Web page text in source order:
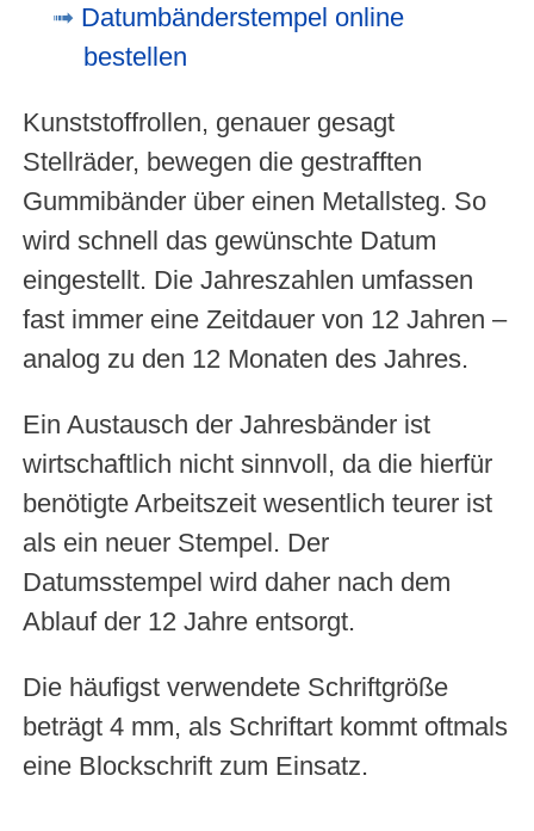
Datumbänderstempel online
bestellen
Kunststoffrollen, genauer gesagt
Stellräder, bewegen die gestrafften
Gummibänder über einen Metallsteg. So
wird schnell das gewünschte Datum
eingestellt. Die Jahreszahlen umfassen
fast immer eine Zeitdauer von 12 Jahren –
analog zu den 12 Monaten des Jahres.
Ein Austausch der Jahresbänder ist
wirtschaftlich nicht sinnvoll, da die hierfür
benötigte Arbeitszeit wesentlich teurer ist
als ein neuer Stempel. Der
Datumsstempel wird daher nach dem
Ablauf der 12 Jahre entsorgt.
Die häufigst verwendete Schriftgröße
beträgt 4 mm, als Schriftart kommt oftmals
eine Blockschrift zum Einsatz.